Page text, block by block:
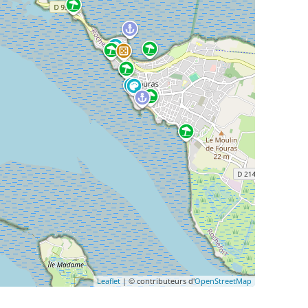
Leaflet| © contributeurs d'OpenStreetMap